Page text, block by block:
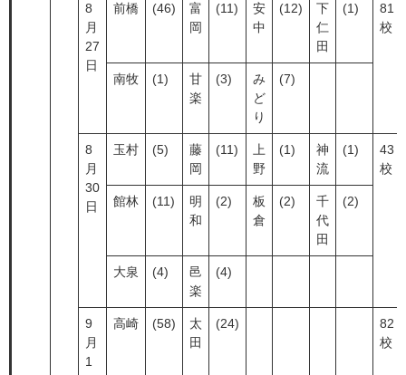
8
月
27
日
前橋 (46)
富
岡
(11)
安
中
(12)
下
仁
田
(1)
81
校
南牧 (1)
甘
楽
(3)
み
ど
り
(7)
8
月
30
日
玉村 (5)
藤
岡
(11)
上
野
(1)
神
流
(1)
43
校
館林 (11)
明
和
(2)
板
倉
(2)
千
代
田
(2)
大泉 (4)
邑
楽
(4)
9
月
1
高崎 (58)
太
田
(24)
82
校